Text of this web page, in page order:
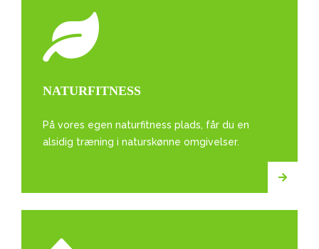
NATURFITNESS
På vores egen naturfitness plads, får du en
alsidig træning i naturskønne omgivelser.